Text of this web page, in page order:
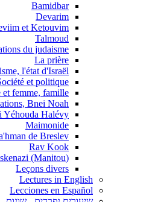
Bamidbar
Devarim
et Ketouvim
Talmoud
du judaisme
La prière
l'état d'Israël
et politique
et femme, famille
Bnei Noah
Yéhouda Halévy
Maimonide
de Breslev
Rav Kook
(Rav Askenazi (Manitou
Leçons divers
Lectures in English
Lecciones en Español